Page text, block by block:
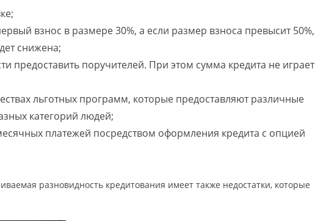
взнос в размере 30%, а если размер взноса превысит 50%,
снижена;
предоставить поручителей. При этом сумма кредита не играет
льготных программ, которые предоставляют различные
категорий людей;
платежей посредством оформления кредита с опцией
разновидность кредитования имеет также недостатки, которые